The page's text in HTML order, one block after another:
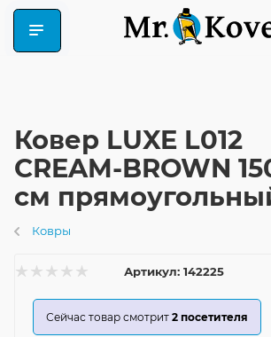
Ковер LUXE L012
CREAM-BROWN
см
Ковры
Артикул: 142225
Сейчас товар смотрит 2 посетителя